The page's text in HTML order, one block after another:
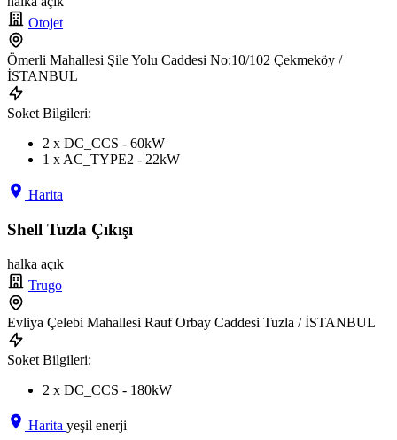
Otojet
Ömerli Mahallesi Şile Yolu Caddesi No:10/102 Çekmeköy /
İSTANBUL
Soket Bilgileri:
2 x DC_CCS - 60kW
1 x AC_TYPE2 - 22kW
Harita
Shell Tuzla Çıkışı
halka açık
Trugo
Evliya Çelebi Mahallesi Rauf Orbay Caddesi Tuzla / İSTANBUL
Soket Bilgileri:
2 x DC_CCS - 180kW
Harita yeşil enerji